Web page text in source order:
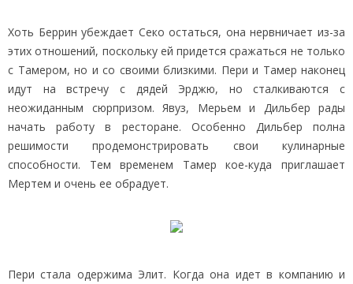
Хоть Беррин убеждает Секо остаться, она нервничает из-за
этих отношений, поскольку ей придется сражаться не только
с Тамером, но и со своими близкими. Пери и Тамер наконец
идут на встречу с дядей Эрджю, но сталкиваются с
неожиданным сюрпризом. Явуз, Мерьем и Дильбер рады
начать работу в ресторане. Особенно Дильбер полна
решимости продемонстрировать свои кулинарные
способности. Тем временем Тамер кое-куда приглашает
Мертем и очень ее обрадует.
Пери стала одержима Элит. Когда она идет в компанию и